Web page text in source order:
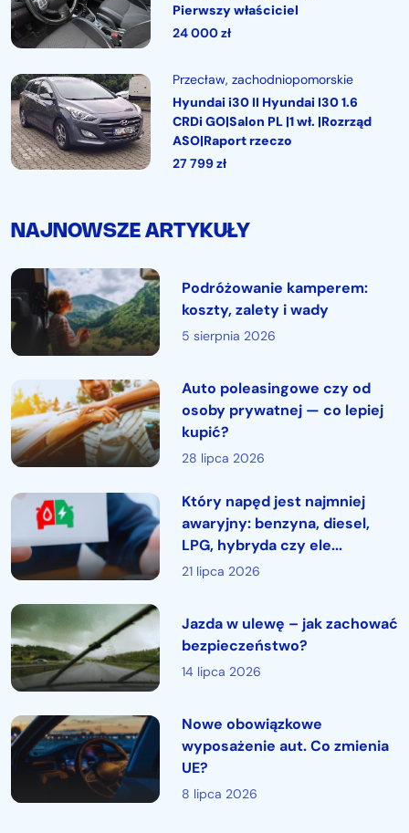
Pierwszy właściciel
24 000zł
Przecław, zachodniopomorskie
Hyundai i30 II Hyundai I30 1.6
CRDi GO|Salon PL |1 wł. |Rozrząd
ASO|Raport rzeczo
27 799zł
NAJNOWSZE ARTYKUŁY
Podróżowanie kamperem:
koszty, zalety i wady
5 sierpnia 2026
Auto poleasingowe czy od
osoby prywatnej — co lepiej
kupić?
28 lipca 2026
Który napęd jest najmniej
awaryjny: benzyna, diesel,
LPG, hybryda czy ele...
21 lipca 2026
Jazda w ulewę – jak zachować
bezpieczeństwo?
14 lipca 2026
Nowe obowiązkowe
wyposażenie aut. Co zmienia
UE?
8 lipca 2026